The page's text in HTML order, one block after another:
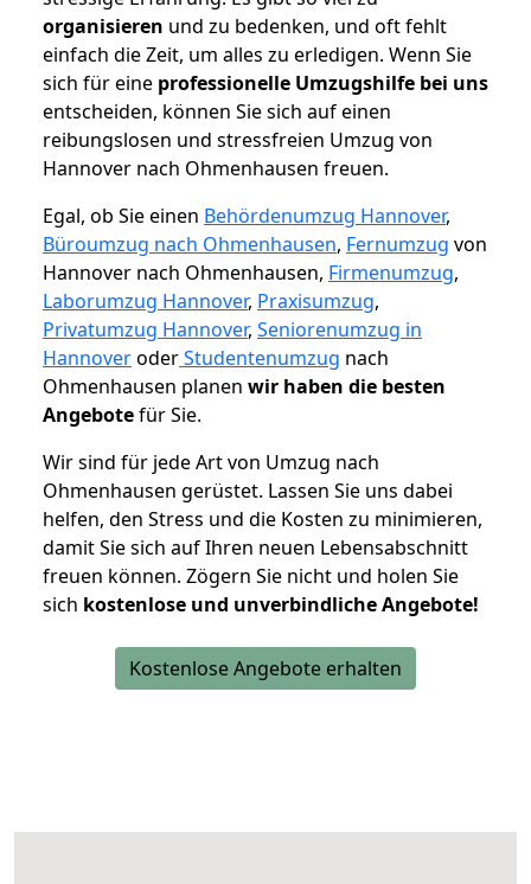
organisieren und zu bedenken, und oft fehlt
einfach die Zeit, um alles zu erledigen. Wenn Sie
sich für eine professionelle Umzugshilfe bei uns
entscheiden, können Sie sich auf einen
reibungslosen und stressfreien Umzug von
Hannover nach Ohmenhausen freuen.
Egal, ob Sie einen Behördenumzug Hannover,
Büroumzug nach Ohmenhausen, Fernumzug von
Hannover nach Ohmenhausen, Firmenumzug,
Laborumzug Hannover, Praxisumzug,
Privatumzug Hannover, Seniorenumzug in
HannoveroderStudentenumzug nach
Ohmenhausen planen wir haben die besten
Angebotefür Sie.
Wir sind für jede Art von Umzug nach
Ohmenhausen gerüstet. Lassen Sie uns dabei
helfen, den Stress und die Kosten zu minimieren,
damit Sie sich auf Ihren neuen Lebensabschnitt
freuen können. Zögern Sie nicht und holen Sie
sich kostenlose und unverbindliche Angebote!
Kostenlose Angebote erhalten